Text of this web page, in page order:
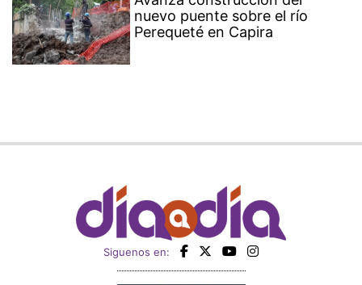
nuevo puente sobre el río
Perequeté en Capira
Siguenos en: